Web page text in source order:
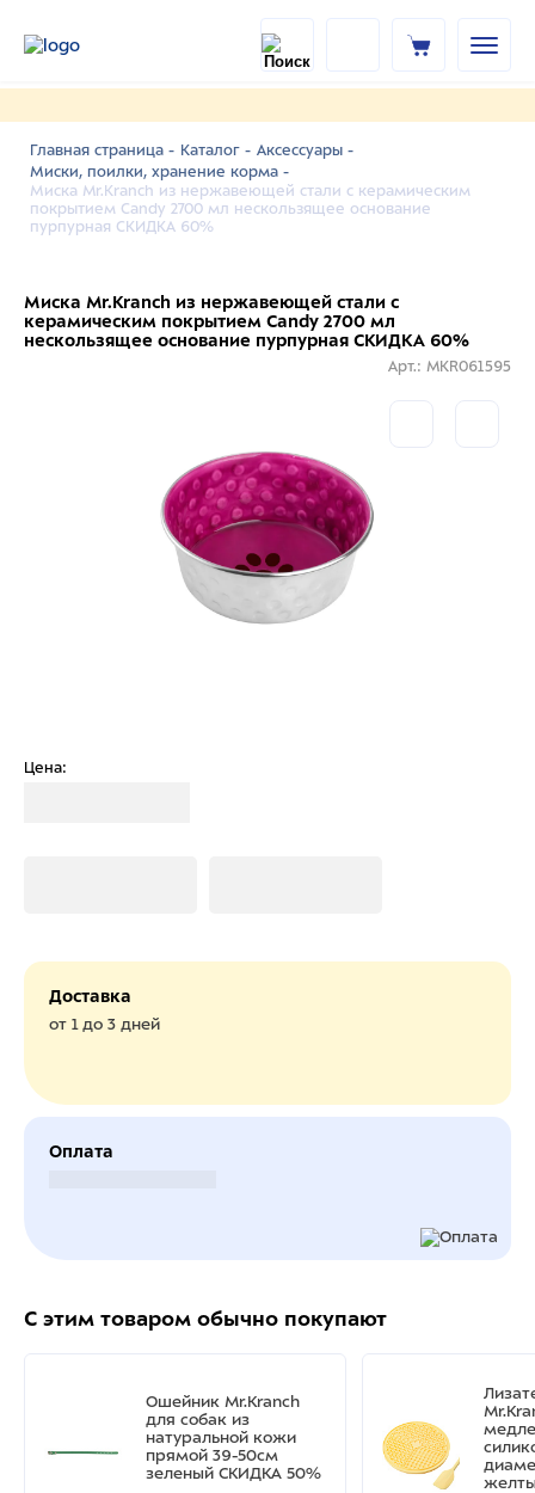
Главная страница - Каталог - Аксессуары -
Миски, поилки, хранение корма -
Миска Mr.Kranch из нержавеющей стали с керамическим
покрытием Candy 2700 мл нескользящее основание
пурпурная СКИДКА 60%
Миска Mr.Kranch из нержавеющей стали с
керамическим покрытием Candy 2700 мл
нескользящее основание пурпурная СКИДКА 60%
Арт.: MKR061595
Цена:
Доставка
от 1 до 3 дней
Оплата
С этим товаром обычно покупают
Ошейник Mr.Kranch
для собак из
натуральной кожи
прямой 39-50см
зеленый СКИДКА 50%